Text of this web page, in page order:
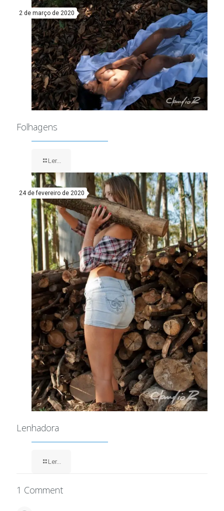
2 de março de 2020
Folhagens
Ler...
24 de fevereiro de 2020
Lenhadora
Ler...
1 Comment